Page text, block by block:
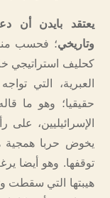
يعتقد بايدن أن
وتاريخي؛ فحسب
كحليف استراتيجي
العبرية، التي
حقيقيا؛ وهو ما
الإسرائيليين،
يخوض حربا همجية
توقفها. وهو أيضا
هيبتها التي سقطت